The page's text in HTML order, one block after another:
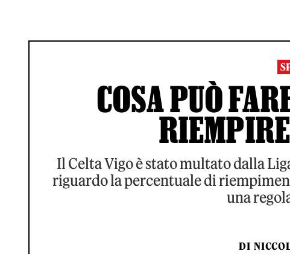
COSA PUÒ
Il Celta Vigo è stato multato dalla
riguardo la percentuale di
una
DI